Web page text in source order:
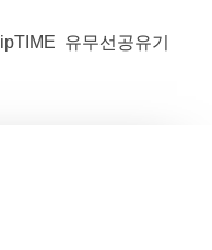
유무선공유기